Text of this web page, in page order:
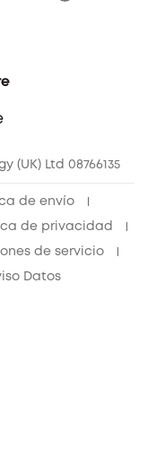
(UK) Ltd 08766135
de envío
de privacidad
de servicio
Datos